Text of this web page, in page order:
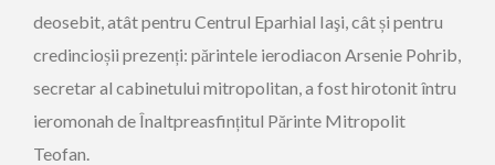
deosebit, atât pentru Centrul Eparhial Iaşi, cât și pentru
credincioșii prezenți: părintele ierodiacon Arsenie Pohrib,
secretar al cabinetului mitropolitan, a fost hirotonit întru
ieromonah de Înaltpreasfințitul Părinte Mitropolit
Teofan.